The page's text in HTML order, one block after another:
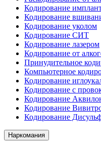
Кодирование
Кодирование
Кодирование уколом
Кодирование СИТ
Кодирование лазером
Кодирование от
Принудительное
Компьютерное
Кодирование
Кодирование с
Кодирование
Кодирование
Кодирование
Наркомания